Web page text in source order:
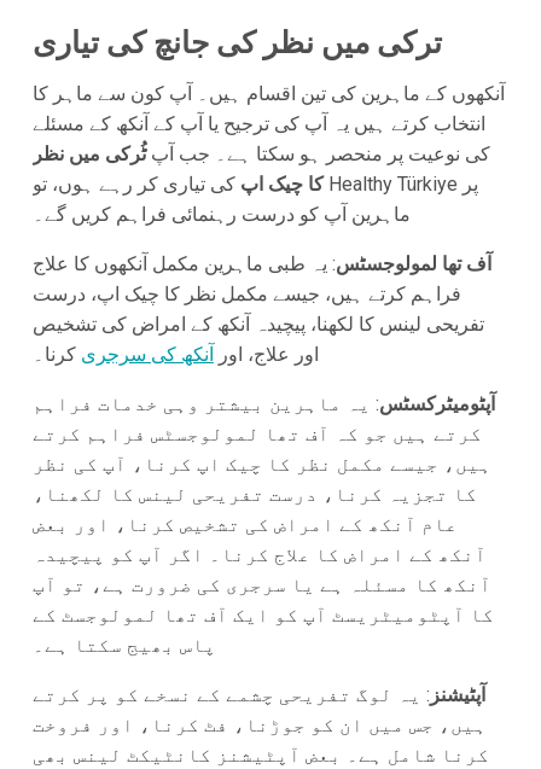
ترکی میں نظر کی جانچ کی تیاری
آنکھوں کے ماہرین کی تین اقسام ہیں۔ آپ کون سے ماہر کا
انتخاب کرتے ہیں یہ آپ کی ترجیح یا آپ کے آنکھ کے مسئلے
کی نوعیت پر منحصر ہو سکتا ہے۔ جب آپٹُرکی میں نظر
کا چیک اپ کی تیاری کر رہے ہوں، تو Healthy Türkiye پر
ماہرین آپ کو درست رہنمائی فراہم کریں گے۔
آف تھا لمولوجسٹس: یہ طبی ماہرین مکمل آنکھوں کا علاج
فراہم کرتے ہیں، جیسے مکمل نظر کا چیک اپ، درست
تفریحی لینس کا لکھنا، پیچیدہ آنکھ کے امراض کی تشخیص
اور علاج، اور
آنکھ کی سرجری کرنا۔
آپٹومیٹرکسٹس: یہ ماہرین بیشتر وہی خدمات فراہم
کرتے ہیں جو کہ آف تھا لمولوجسٹس فراہم کرتے
ہیں، جیسے مکمل نظر کا چیک اپ کرنا، آپ کی نظر
کا تجزیہ کرنا، درست تفریحی لینس کا لکھنا،
عام آنکھ کے امراض کی تشخیص کرنا، اور بعض
آنکھ کے امراض کا علاج کرنا۔ اگر آپ کو پیچیدہ
آنکھ کا مسئلہ ہے یا سرجری کی ضرورت ہے، تو آپ
کا آپٹومیٹریسٹ آپ کو ایک آف تھا لمولوجسٹ کے
پاس بھیج سکتا ہے۔
آپٹیشنز : یہ لوگ تفریحی چشمے کے نسخے کو پر کرتے
ہیں، جس میں ان کو جوڑنا، فٹ کرنا، اور فروخت
کرنا شامل ہے۔ بعض آپٹیشنز کانٹیکٹ لینس بھی